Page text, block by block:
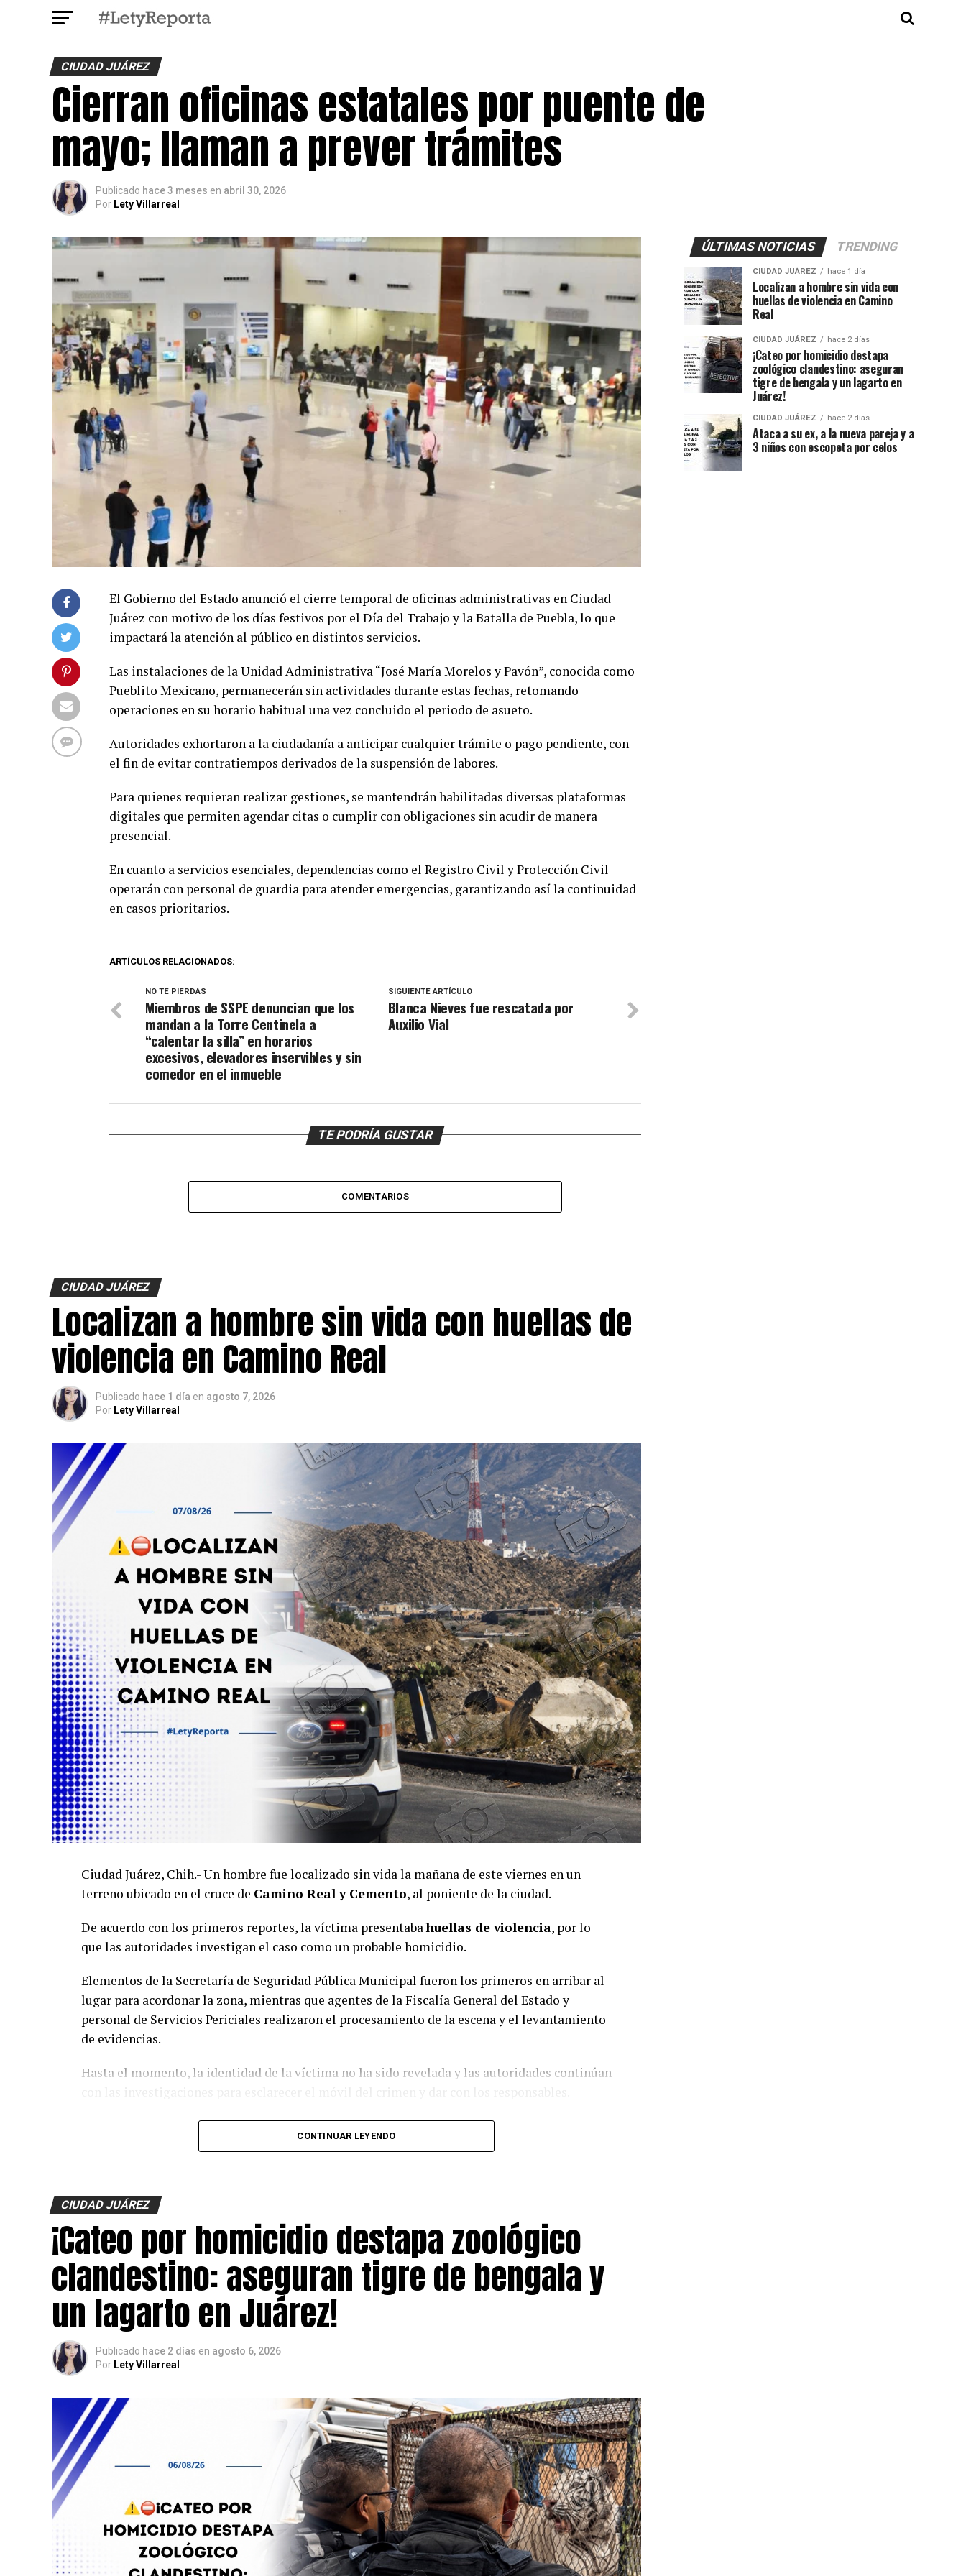
CIUDAD JUÁREZ
Cierran oficinas estatales por puente de
mayo; llaman a prever trámites
Publicado hace 3 meses en abril 30, 2026
Por Lety Villarreal
El Gobierno del Estado anunció el cierre temporal de oficinas administrativas en Ciudad
Juárez con motivo de los días festivos por el Día del Trabajo y la Batalla de Puebla, lo que
impactará la atención al público en distintos servicios.
Las instalaciones de la Unidad Administrativa “José María Morelos y Pavón”, conocida como
Pueblito Mexicano, permanecerán sin actividades durante estas fechas, retomando
operaciones en su horario habitual una vez concluido el periodo de asueto.
Autoridades exhortaron a la ciudadanía a anticipar cualquier trámite o pago pendiente, con
el fin de evitar contratiempos derivados de la suspensión de labores.
Para quienes requieran realizar gestiones, se mantendrán habilitadas diversas plataformas
digitales que permiten agendar citas o cumplir con obligaciones sin acudir de manera
presencial.
En cuanto a servicios esenciales, dependencias como el Registro Civil y Protección Civil
operarán con personal de guardia para atender emergencias, garantizando así la continuidad
en casos prioritarios.
ARTÍCULOS RELACIONADOS:
SIGUIENTE ARTÍCULO
Blanca Nieves fue rescatada por
Auxilio Vial
NO TE PIERDAS
Miembros de SSPE denuncian que los
mandan a la Torre Centinela a
“calentar la silla” en horarios
excesivos, elevadores inservibles y sin
comedor en el inmueble
TE PODRÍA GUSTAR
COMENTARIOS
CIUDAD JUÁREZ
Localizan a hombre sin vida con huellas de
violencia en Camino Real
Publicado hace 1 día en agosto 7, 2026
Por Lety Villarreal
Ciudad Juárez, Chih.- Un hombre fue localizado sin vida la mañana de este viernes en un
terreno ubicado en el cruce de Camino Real y Cemento, al poniente de la ciudad.
De acuerdo con los primeros reportes, la víctima presentabahuellas de violencia, por lo
que las autoridades investigan el caso como un probable homicidio.
Elementos de la Secretaría de Seguridad Pública Municipal fueron los primeros en arribar al
lugar para acordonar la zona, mientras que agentes de la Fiscalía General del Estado y
personal de Servicios Periciales realizaron el procesamiento de la escena y el levantamiento
de evidencias.
Hasta el momento, la identidad de la víctima no ha sido revelada y las autoridades continúan
CONTINUAR LEYENDO
CIUDAD JUÁREZ
¡Cateo por homicidio destapa zoológico
clandestino: aseguran tigre de bengala y
un lagarto en Juárez!
Publicado hace 2 días en agosto 6, 2026
Por Lety Villarreal
ÚLTIMAS NOTICIAS TRENDING
CIUDAD JUÁREZ hace 1 día
Localizan a hombre sin vida con
huellas de violencia en Camino
Real
CIUDAD JUÁREZ hace 2 días
¡Cateo por homicidio destapa
zoológico clandestino: aseguran
tigre de bengala y un lagarto en
Juárez!
CIUDAD JUÁREZ hace 2 días
Ataca a su ex, a la nueva pareja y a
3 niños con escopeta por celos